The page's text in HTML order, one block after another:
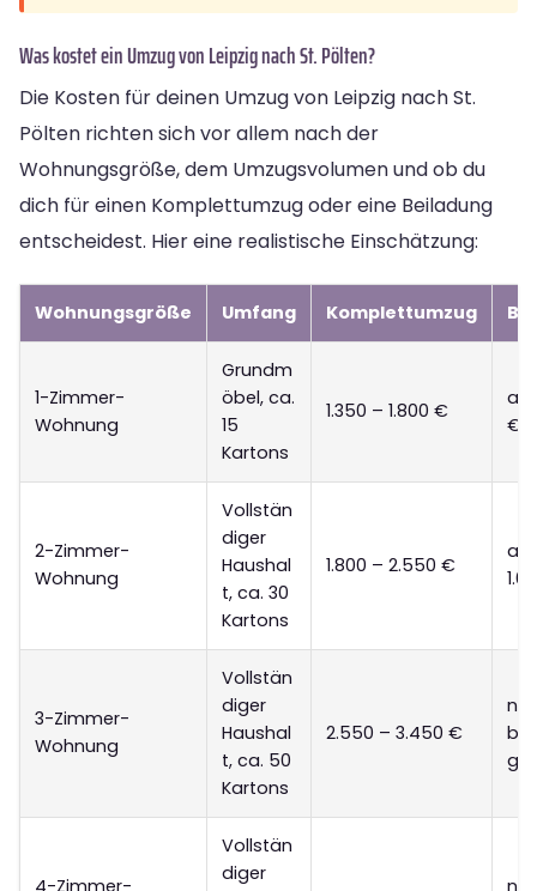
Was kostet ein Umzug von Leipzig nach St. Pölten?
Die Kosten für deinen Umzug von Leipzig nach St.
Pölten richten sich vor allem nach der
Wohnungsgröße, dem Umzugsvolumen und ob du
dich für einen Komplettumzug oder eine Beiladung
entscheidest. Hier eine realistische Einschätzung:
Wohnungsgröße Umfang Komplettumzug
1-Zimmer-
Wohnung
Grundm
öbel, ca.
15
Kartons
1.350 – 1.800 €
ab
€
2-Zimmer-
Wohnung
Vollstän
diger
Haushal
t, ca. 30
Kartons
1.800 – 2.550 €
ab
3-Zimmer-
Wohnung
Vollstän
diger
Haushal
t, ca. 50
Kartons
2.550 – 3.450 €
nur
Vollstän
diger